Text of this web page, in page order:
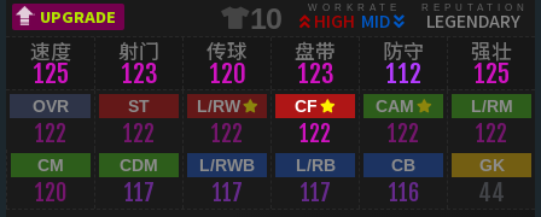
UPGRADE 10 WORKRATE
HIGH MID
REPUTATION
LEGENDARY
速度
125
射门
123
传球
120
盘带
123
防守
112
强壮
125
OVR
122
ST
122
L/RW
122
CF
122
CAM
122
L/RM
122
CM
120
CDM
117
L/RWB
117
L/RB
117
CB
116
GK
44